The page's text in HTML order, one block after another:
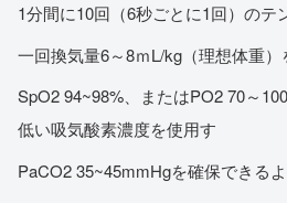
1分間に10回（6秒ごとに1回）のテ
一回換気量6～8ｍL/kg（理想体重）
SpO2 94~98%、またはPO2 70～
低い吸気酸素濃度を使用す
PaCO2 35~45mmHgを確保できる